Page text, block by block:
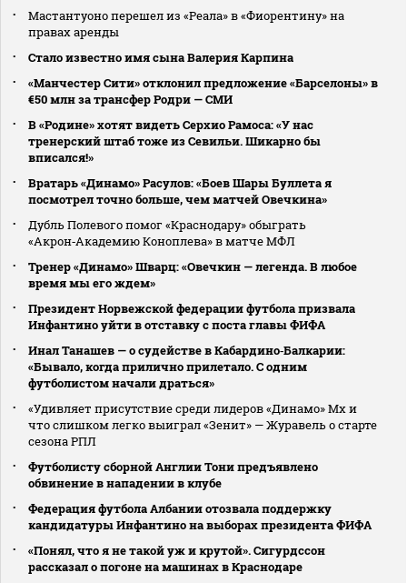
Мастантуоно перешел из «Реала» в «Фиорентину» на
правах аренды
Стало известно имя сына Валерия Карпина
«Манчестер Сити» отклонил предложение «Барселоны» в
€50 млн за трансфер Родри — СМИ
В «Родине» хотят видеть Серхио Рамоса: «У нас
тренерский штаб тоже из Севильи. Шикарно бы
вписался!»
Вратарь «Динамо» Расулов: «Боев Шары Буллета я
посмотрел точно больше, чем матчей Овечкина»
Дубль Полевого помог «Краснодару» обыграть
«Акрон‑Академию Коноплева» в матче МФЛ
Тренер «Динамо» Шварц: «Овечкин — легенда. В любое
время мы его ждем»
Президент Норвежской федерации футбола призвала
Инфантино уйти в отставку с поста главы ФИФА
Инал Танашев — о судействе в Кабардино‑Балкарии:
«Бывало, когда прилично прилетало. С одним
футболистом начали драться»
«Удивляет присутствие среди лидеров «Динамо» Мх и
что слишком легко выиграл «Зенит» — Журавель о старте
сезона РПЛ
Футболисту сборной Англии Тони предъявлено
обвинение в нападении в клубе
Федерация футбола Албании отозвала поддержку
кандидатуры Инфантино на выборах президента ФИФА
«Понял, что я не такой уж и крутой». Сигурдссон
рассказал о погоне на машинах в Краснодаре